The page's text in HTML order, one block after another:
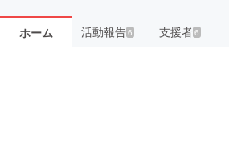
ホーム 活動報告6 支援者6